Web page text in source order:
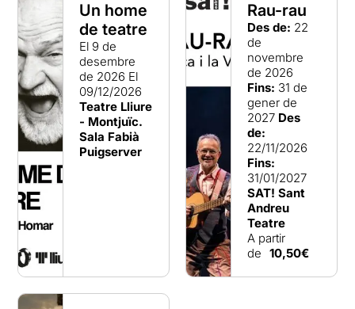
Un home
de teatre
El 9 de
desembre
de 2026 El
09/12/2026
Teatre Lliure
- Montjuïc.
Sala Fabià
Puigserver
Rau-rau
Des de: 22
de
novembre
de 2026
Fins: 31 de
gener de
2027 Des
de:
22/11/2026
Fins:
31/01/2027
SAT! Sant
Andreu
Teatre
A partir
de 10,50€